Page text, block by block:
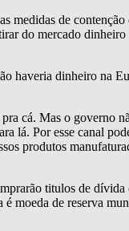
de
do mercado
haveria dinheiro na
cá. Mas o governo
lá. Por esse canal
produtos
titulos de
de reserva